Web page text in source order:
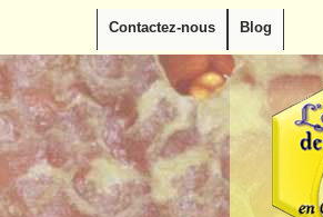
Contactez-nous Blog